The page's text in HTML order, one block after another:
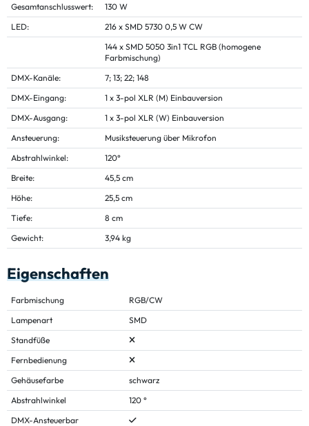
Gesamtanschlusswert:
130 W
LED:
216 x SMD 5730 0,5 W CW
144 x SMD 5050 3in1 TCL RGB (homogene
Farbmischung)
DMX-Kanäle:
7; 13; 22; 148
DMX-Eingang:
1 x 3-pol XLR (M) Einbauversion
DMX-Ausgang:
1 x 3-pol XLR (W) Einbauversion
Ansteuerung:
Musiksteuerung über Mikrofon
Abstrahlwinkel:
120°
Breite:
45,5 cm
Höhe:
25,5 cm
Tiefe:
8 cm
Gewicht:
3,94 kg
Eigenschaften
Farbmischung
RGB/CW
Lampenart
SMD
Standfüße
Fernbedienung
Gehäusefarbe
schwarz
Abstrahlwinkel
120 °
DMX-Ansteuerbar